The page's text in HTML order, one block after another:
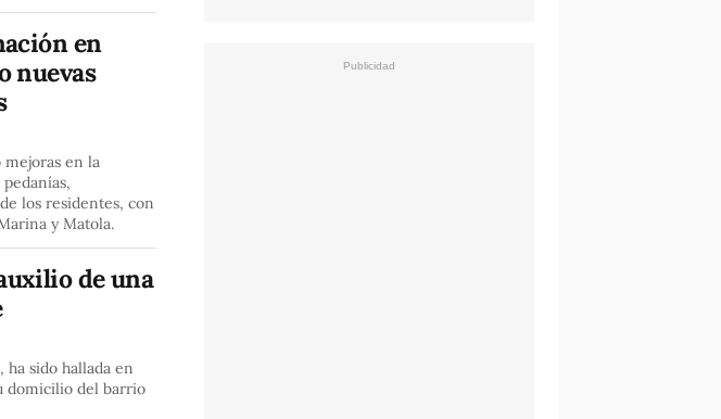
en
nuevas
en la
los residentes, con
y Matola.
de una
sido hallada en
domicilio del barrio